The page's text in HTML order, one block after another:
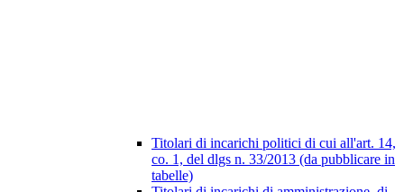
Titolari di incarichi politici di cui all'art. 14,
co. 1, del dlgs n. 33/2013 (da pubblicare in
tabelle)